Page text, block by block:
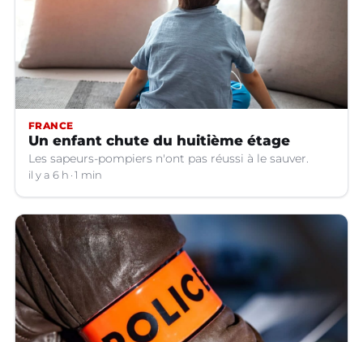
FRANCE
Un enfant chute du huitième étage
Les sapeurs-pompiers n'ont pas réussi à le sauver.
il y a 6 h 1 min